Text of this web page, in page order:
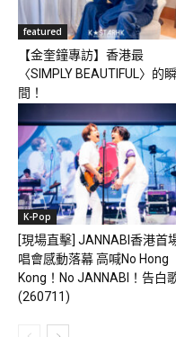
featured
【金奎鐘專訪】香港最
〈SIMPLY BEAUTIFUL〉的瞬
間！
K-Pop
[現場直擊] JANNABI香港首
唱會感動落幕 高喊No Hong
Kong！No JANNABI！告白
(260711)